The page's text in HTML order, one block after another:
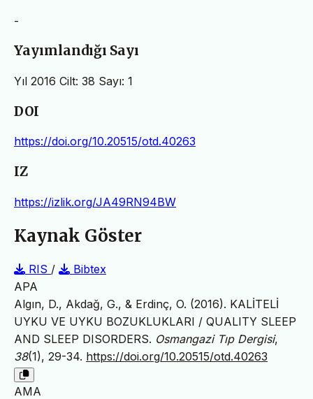
-
Yayımlandığı Sayı
Yıl 2016 Cilt: 38 Sayı: 1
DOI
https://doi.org/10.20515/otd.40263
IZ
https://izlik.org/JA49RN94BW
Kaynak Göster
RIS /
Bibtex
APA
Algın, D., Akdağ, G., & Erdinç, O. (2016). KALİTELİ
UYKU VE UYKU BOZUKLUKLARI / QUALITY SLEEP
AND SLEEP DISORDERS. Osmangazi Tıp Dergisi,
38(1), 29-34. https://doi.org/10.20515/otd.40263
AMA